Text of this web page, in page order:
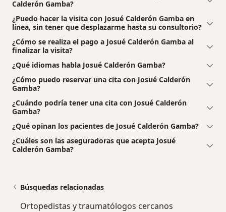
Calderón Gamba?
¿Puedo hacer la visita con Josué Calderón Gamba en
línea, sin tener que desplazarme hasta su consultorio?
¿Cómo se realiza el pago a Josué Calderón Gamba al
finalizar la visita?
¿Qué idiomas habla Josué Calderón Gamba?
¿Cómo puedo reservar una cita con Josué Calderón
Gamba?
¿Cuándo podría tener una cita con Josué Calderón
Gamba?
¿Qué opinan los pacientes de Josué Calderón Gamba?
¿Cuáles son las aseguradoras que acepta Josué
Calderón Gamba?
Búsquedas relacionadas
Ortopedistas y traumatólogos cercanos